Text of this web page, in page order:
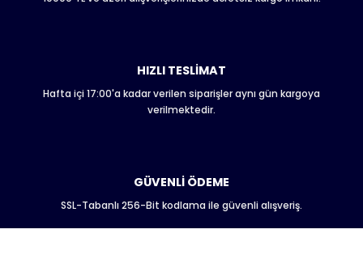
Gönder
HIZLI TESLİMAT
Hafta içi 17:00'a kadar verilen siparişler aynı gün kargoya
verilmektedir.
GÜVENLİ ÖDEME
SSL-Tabanlı 256-Bit kodlama ile güvenli alışveriş.